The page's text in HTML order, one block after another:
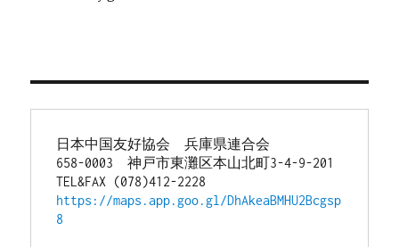
日本中国友好協会　兵庫県連合会
658-0003　神戸市東灘区本山北町3-4-9-201
TEL&FAX (078)412-2228
https://maps.app.goo.gl/DhAkeaBMHU2Bcgsp
8